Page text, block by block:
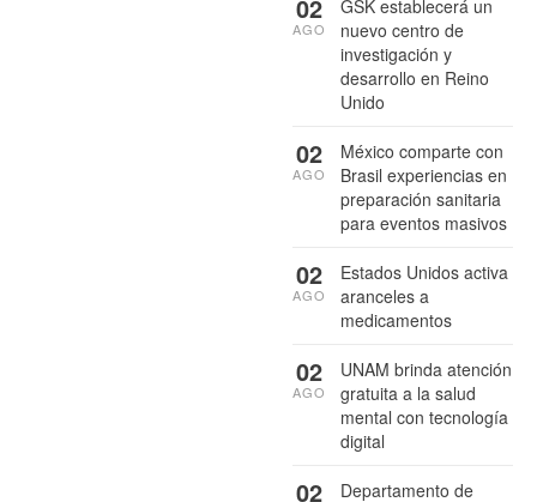
GSK establecerá un
nuevo centro de
investigación y
desarrollo en Reino
Unido
02
AGO
México comparte con
Brasil experiencias en
preparación sanitaria
para eventos masivos
02
AGO
Estados Unidos activa
aranceles a
medicamentos
02
AGO
UNAM brinda atención
gratuita a la salud
mental con tecnología
digital
02
AGO
Departamento de
02